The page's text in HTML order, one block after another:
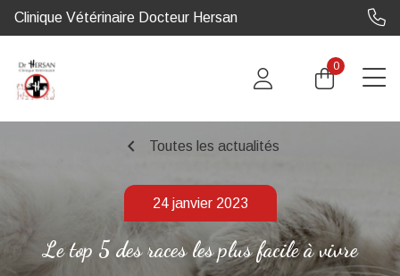
Clinique Vétérinaire Docteur Hersan
0
chevron_left Toutes les actualités
24 janvier 2023
Le top 5 des races les plus facile à vivre